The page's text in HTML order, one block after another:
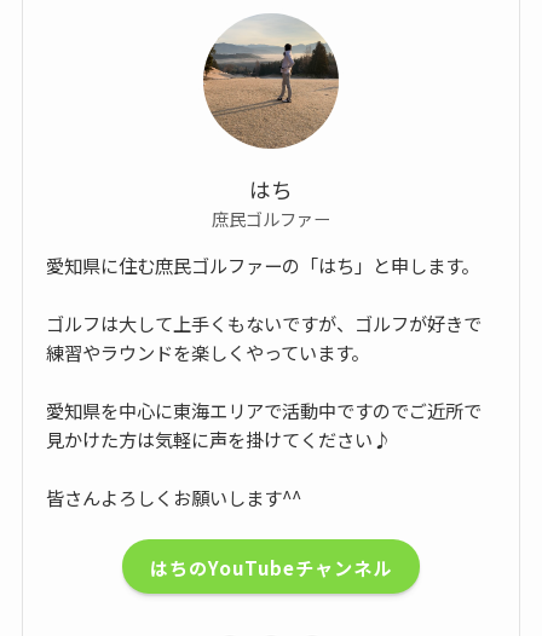
はち
庶民ゴルファー
愛知県に住む庶民ゴルファーの「はち」と申します。
ゴルフは大して上手くもないですが、ゴルフが好きで
練習やラウンドを楽しくやっています。
愛知県を中心に東海エリアで活動中ですのでご近所で
見かけた方は気軽に声を掛けてください♪
皆さんよろしくお願いします^^
はちのYouTubeチャンネル